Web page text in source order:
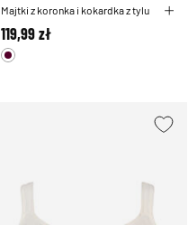
Majtki z koronka i kokardka z tylu
119,99 zł